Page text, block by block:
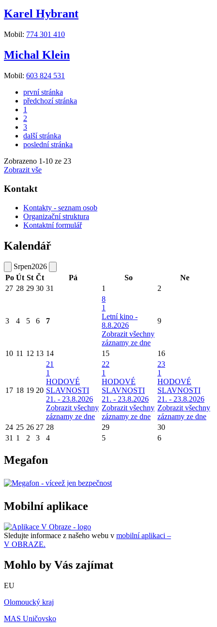
Karel Hybrant
Mobil: 774 301 410
Michal Klein
Mobil: 603 824 531
první stránka
předchozí stránka
1
2
3
další stránka
poslední stránka
Zobrazeno 1-10 ze 23
Zobrazit vše
Kontakt
Kontakty - seznam osob
Organizační struktura
Kontaktní formulář
Kalendář
Srpen2026
Po Út St Čt Pá So
Ne
27 28 29 30 31 1 2
3 4 5 6 7
8
1
Letní kino -
8.8.2026
Zobrazit všechny
záznamy ze dne
9
10 11 12 13 14 15 16
17 18 19 20
21
1
HODOVÉ
SLAVNOSTI
21. - 23.8.2026
Zobrazit všechny
záznamy ze dne
22
1
HODOVÉ
SLAVNOSTI
21. - 23.8.2026
Zobrazit všechny
záznamy ze dne
23
1
HODOVÉ
SLAVNOSTI
21. - 23.8.2026
Zobrazit všechny
záznamy ze dne
24 25 26 27 28 29
30
31 1 2 3 4 5 6
Megafon
Mobilní aplikace
Sledujte informace z našeho webu v mobilní aplikaci –
V OBRAZE.
Mohlo by Vás zajímat
EU
Olomoucký kraj
MAS Uničovsko